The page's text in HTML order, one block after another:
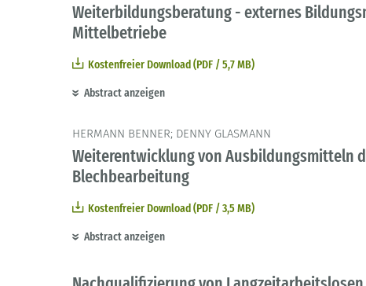
Weiterbildungsberatung - externes
Mittelbetriebe
Kostenfreier Download (PDF / 5,7 MB)
Abstract anzeigen
HERMANN BENNER; DENNY GLASMANN
Weiterentwicklung von Ausbildungsmitteln
Blechbearbeitung
Kostenfreier Download (PDF / 3,5 MB)
Abstract anzeigen